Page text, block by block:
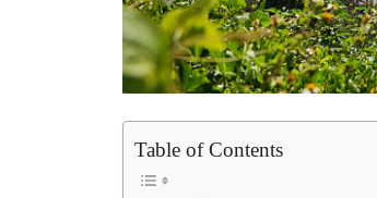
Table of Contents